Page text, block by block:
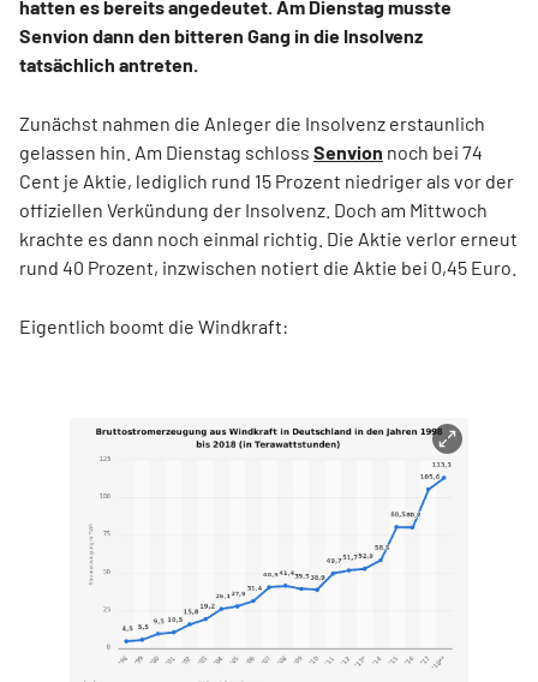
hatten es bereits angedeutet. Am Dienstag musste
Senvion dann den bitteren Gang in die Insolvenz
tatsächlich antreten.
Zunächst nahmen die Anleger die Insolvenz erstaunlich
gelassen hin. Am Dienstag schloss Senvion noch bei 74
Cent je Aktie, lediglich rund 15 Prozent niedriger als vor der
offiziellen Verkündung der Insolvenz. Doch am Mittwoch
krachte es dann noch einmal richtig. Die Aktie verlor erneut
rund 40 Prozent, inzwischen notiert die Aktie bei 0,45 Euro.
Eigentlich boomt die Windkraft: